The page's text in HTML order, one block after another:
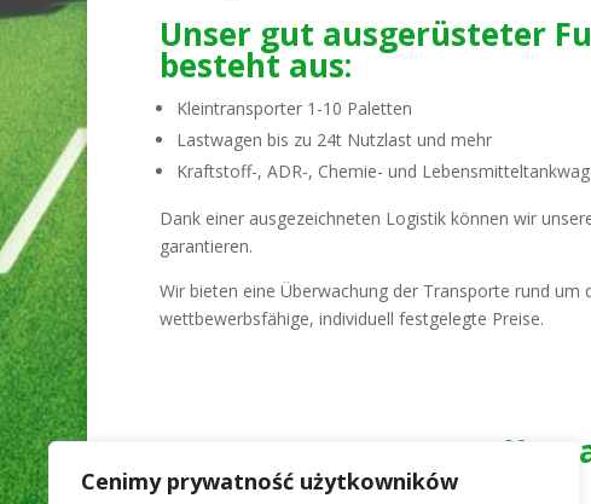
Cenimy prywatność użytkowników
Unser gut ausgerüsteter
besteht aus:
Kleintransporter 1-10 Paletten
Lastwagen bis zu 24t Nutzlast und mehr
Kraftstoff-, ADR-, Chemie- und
Dank einer ausgezeichneten Logistik können wir
garantieren.
Wir bieten eine Überwachung der Transporte rund um
wettbewerbsfähige, individuell festgelegte Preise.